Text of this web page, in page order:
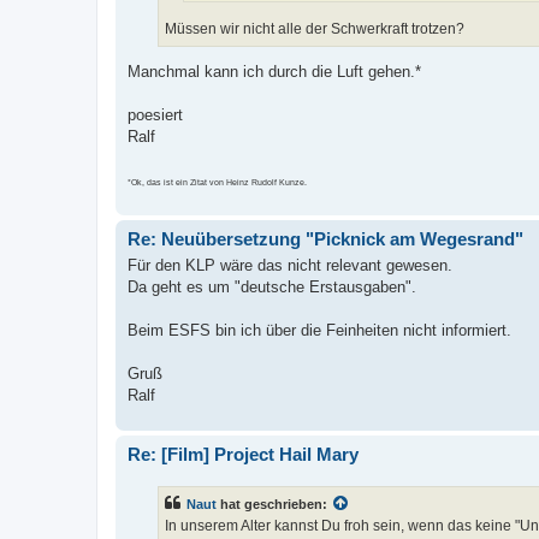
Müssen wir nicht alle der Schwerkraft trotzen?
Manchmal kann ich durch die Luft gehen.*
poesiert
Ralf
*Ok, das ist ein Zitat von Heinz Rudolf Kunze.
Re: Neuübersetzung "Picknick am Wegesrand"
Für den KLP wäre das nicht relevant gewesen.
Da geht es um "deutsche Erstausgaben".
Beim ESFS bin ich über die Feinheiten nicht informiert.
Gruß
Ralf
Re: [Film] Project Hail Mary
Naut hat geschrieben:
In unserem Alter kannst Du froh sein, wenn das keine